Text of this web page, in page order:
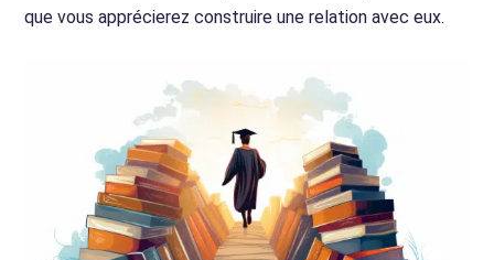
que vous apprécierez construire une relation avec eux.